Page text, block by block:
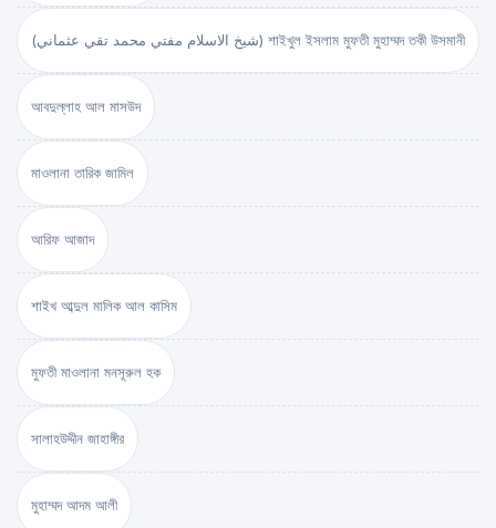
(شيخ الاسلام مفتي محمد تقي عثماني) শাইখুল ইসলাম মুফতী মুহাম্মদ তকী উসমানী
আবদুল্লাহ আল মাসউদ
মাওলানা তারিক জামিল
আরিফ আজাদ
শাইখ আব্দুল মালিক আল কাসিম
মুফতী মাওলানা মনসূরুল হক
সালাহউদ্দীন জাহাঙ্গীর
মুহাম্মদ আদম আলী